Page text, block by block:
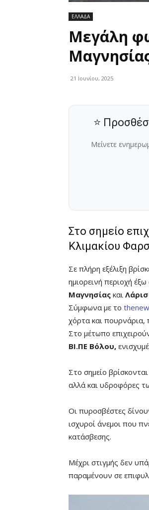
ΕΛΛΑΔΑ
Μεγάλη
21 Ιουνίου, 2025
⭐
Μείνετε
Στο σημείο
Κλιμακίου
Σε πλήρη εξέλιξη
ημιορεινή περιοχή
Μαγνησίας και
Σύμφωνα με το
χόρτα και πουρνάρια,
Στο μέτωπο
ΒΙ.ΠΕ Βόλου,
Στο σημείο
αλλά και υδροφόρες
Οι πυροσβέστες
ισχυροί άνεμοι που
κατάσβεσης.
Μέχρι στιγμής δεν
παραμένουν σε